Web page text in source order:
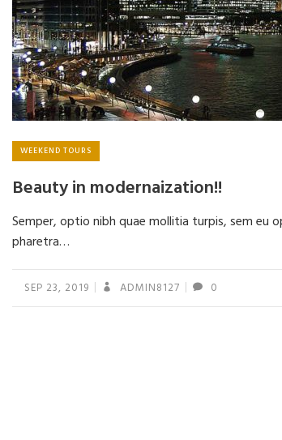
WEEKEND TOURS
Beauty in modernaization!!
Semper, optio nibh quae mollitia turpis, sem eu
pharetra…
SEP 23, 2019 ADMIN8127 0